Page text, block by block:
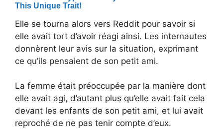
Elle se tourna alors vers Reddit pour savoir si
elle avait tort d’avoir réagi ainsi. Les internautes
donnèrent leur avis sur la situation, exprimant
ce qu’ils pensaient de son petit ami.
La femme était préoccupée par la manière dont
elle avait agi, d’autant plus qu’elle avait fait cela
devant les enfants de son petit ami, et lui avait
reproché de ne pas tenir compte d’eux.